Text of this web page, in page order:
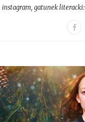
instagram, gatunek literacki: